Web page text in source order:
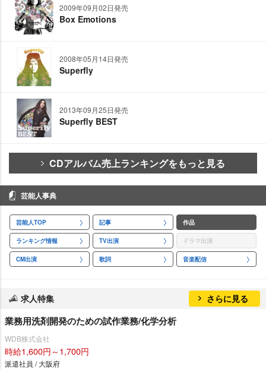
2009年09月02日発売
Box Emotions
2008年05月14日発売
Superfly
2013年09月25日発売
Superfly BEST
CDアルバム売上ランキングをもっと見る
芸能人事典
芸能人TOP 記事 作品
ランキング情報 TV出演 ドラマ出演
CM出演 歌詞 音楽配信
求人特集 さらに見る
業務用洗剤開発のための試作業務/化学分析
WDB株式会社
時給1,600円～1,700円
派遣社員 / 大阪府